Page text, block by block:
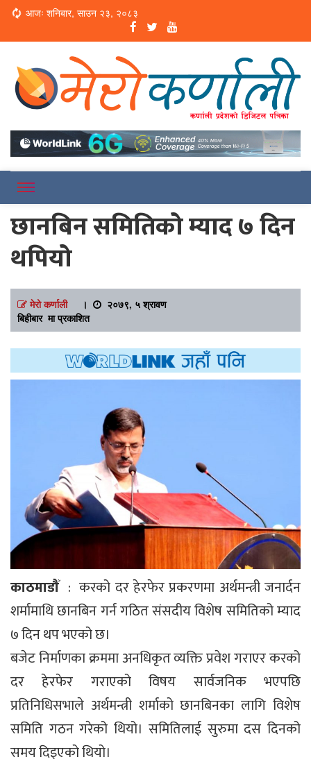
Loading...
आजः शनिबार, साउन २३, २०८३
Merokarnali
छानबिन समितिको म्याद ७ दिन
थपियो
मेरो कर्णाली।
२०७९, ५ श्रावण
बिहीबार मा प्रकाशित
काठमाडौँ: करको दर हेरफेर प्रकरणमा अर्थमन्त्री जनार्दन
शर्मामाथि छानबिन गर्न गठित संसदीय विशेष समितिको म्याद
७ दिन थप भएको छ।
बजेट निर्माणका क्रममा अनधिकृत व्यक्ति प्रवेश गराएर करको
दर हेरफेर गराएको विषय सार्वजनिक भएपछि
प्रतिनिधिसभाले अर्थमन्त्री शर्माको छानबिनका लागि विशेष
समिति गठन गरेको थियो। समितिलाई सुरुमा दस दिनको
समय दिइएको थियो।